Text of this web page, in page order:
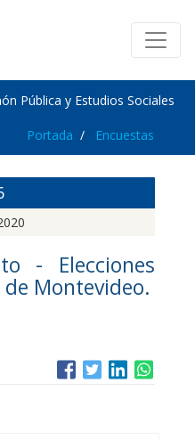
Pública y Estudios Sociales
Portada Encuestas
- Elecciones
Montevideo.